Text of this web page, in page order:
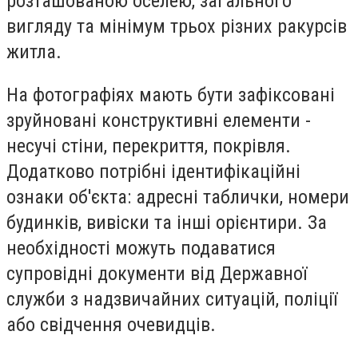
вигляду та мінімум трьох різних ракурсів
житла.
На фотографіях мають бути зафіксовані
зруйновані конструктивні елементи -
несучі стіни, перекриття, покрівля.
Додатково потрібні ідентифікаційні
ознаки об'єкта: адресні таблички, номери
будинків, вивіски та інші орієнтири. За
необхідності можуть подаватися
супровідні документи від Державної
служби з надзвичайних ситуацій, поліції
або свідчення очевидців.